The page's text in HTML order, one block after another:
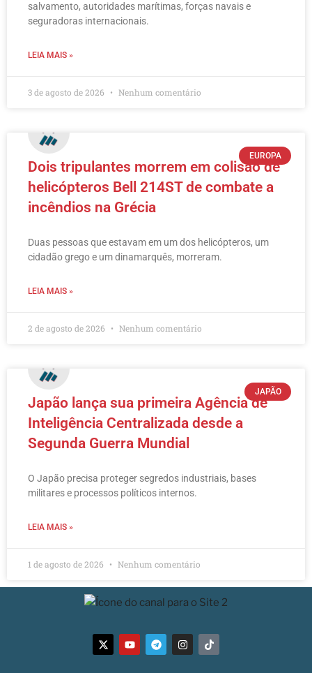
salvamento, autoridades marítimas, forças navais e
seguradoras internacionais.
LEIA MAIS »
3 de agosto de 2026 Nenhum comentário
EUROPA
Dois tripulantes morrem em colisão de
helicópteros Bell 214ST de combate a
incêndios na Grécia
Duas pessoas que estavam em um dos helicópteros, um
cidadão grego e um dinamarquês, morreram.
LEIA MAIS »
2 de agosto de 2026 Nenhum comentário
JAPÃO
Japão lança sua primeira Agência de
Inteligência Centralizada desde a
Segunda Guerra Mundial
O Japão precisa proteger segredos industriais, bases
militares e processos políticos internos.
LEIA MAIS »
1 de agosto de 2026 Nenhum comentário